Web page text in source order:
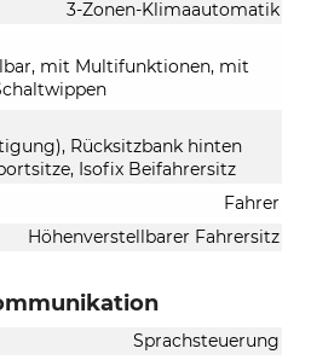
3-Zonen-Klimaautomatik
mit Multifunktionen, mit
Rücksitzbank hinten
Isofix Beifahrersitz
Fahrer
Höhenverstellbarer Fahrersitz
Sprachsteuerung